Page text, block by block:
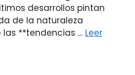
desarrollos pintan
de la naturaleza
**tendencias … Leer